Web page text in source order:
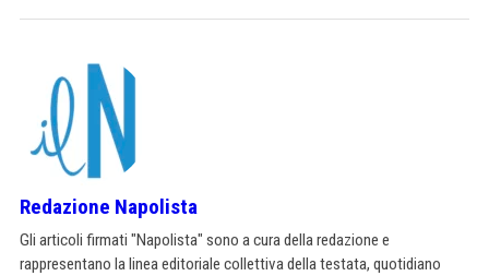
Redazione Napolista
Gli articoli firmati "Napolista" sono a cura della redazione e
rappresentano la linea editoriale collettiva della testata, quotidiano